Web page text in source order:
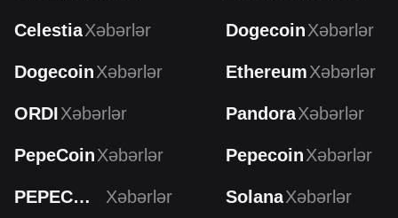
CelestiaXəbərlər DogecoinXəbərlər
DogecoinXəbərlər EthereumXəbərlər
ORDIXəbərlər PandoraXəbərlər
PepeCoinXəbərlər PepecoinXəbərlər
PEPECOIN Xəbərlər SolanaXəbərlər